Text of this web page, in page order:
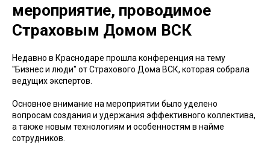
мероприятие, проводимое
Страховым Домом ВСК
Недавно в Краснодаре прошла конференция на тему
"Бизнес и люди" от Страхового Дома ВСК, которая собрала
ведущих экспертов.
Основное внимание на мероприятии было уделено
вопросам создания и удержания эффективного коллектива,
а также новым технологиям и особенностям в найме
сотрудников.